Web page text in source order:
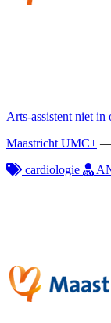
Arts-assistent niet
Maastricht UMC+
cardiologie